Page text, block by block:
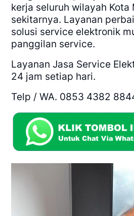
kerja seluruh wilayah Kota
sekitarnya. Layanan
solusi service elektronik
panggilan service.
Layanan Jasa Service
24 jam setiap hari.
Telp / WA. 0853 4382